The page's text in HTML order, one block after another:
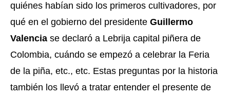
quiénes habían sido los primeros cultivadores, por
qué en el gobierno del presidente Guillermo
Valencia se declaró a Lebrija capital piñera de
Colombia, cuándo se empezó a celebrar la Feria
de la piña, etc., etc. Estas preguntas por la historia
también los llevó a tratar entender el presente de